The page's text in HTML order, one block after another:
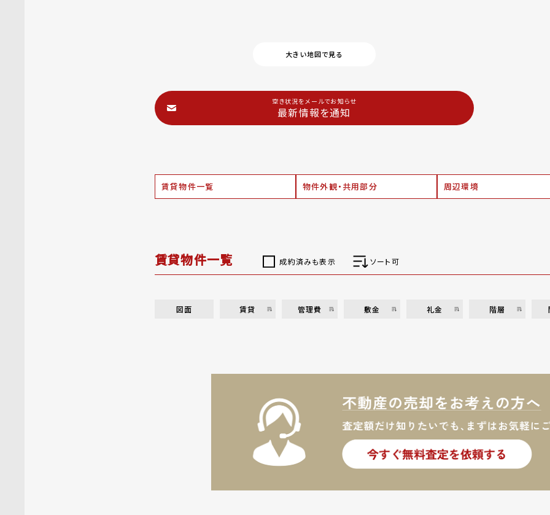
大きい地図で見る
空き状況をメールでお知らせ
最新情報を通知
賃貸物件一覧 物件外観・共用部分 周辺環境
賃貸物件一覧 成約済みも表示 ソート可
図面 賃貸 管理費 敷金 礼金 階層